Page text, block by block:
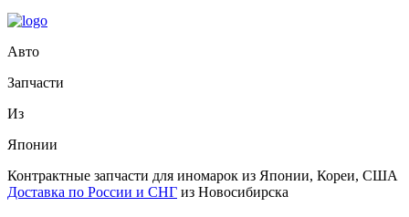
Авто
Запчасти
Из
Японии
Контрактные запчасти для иномарок из Японии, Кореи, США
Доставка по России и СНГ из Новосибирска